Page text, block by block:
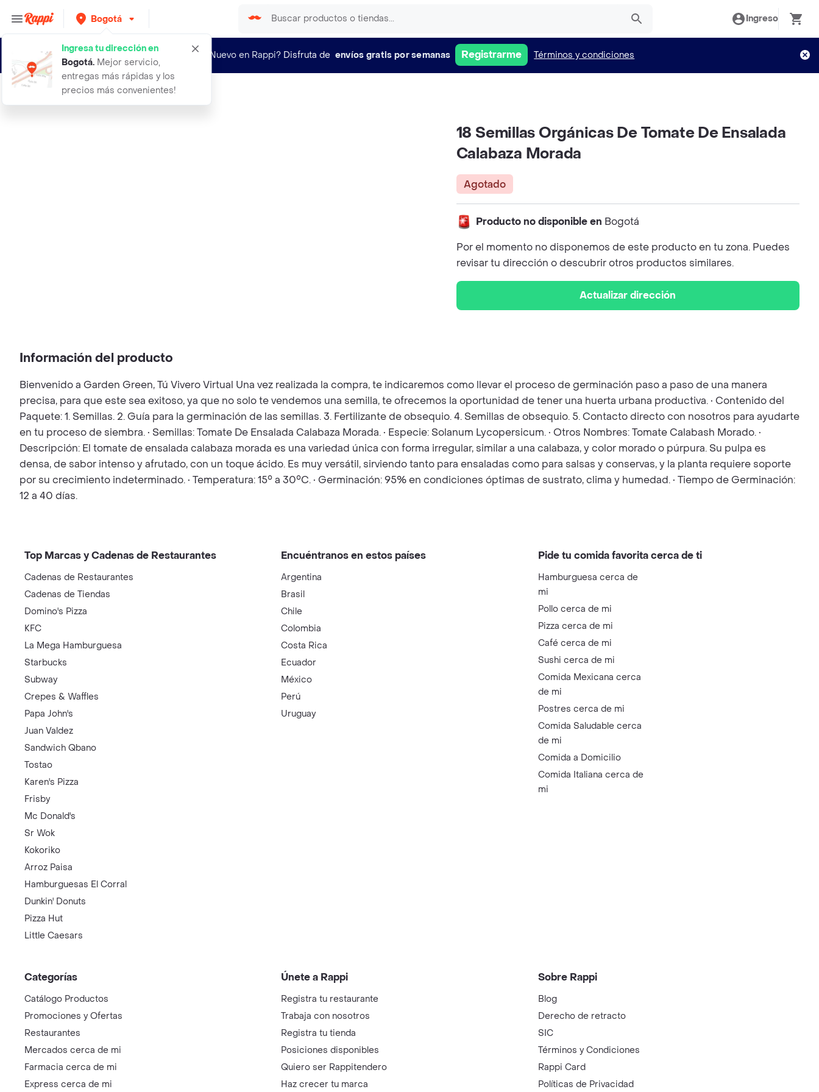
Bogotá
Ingresa tu dirección en
Bogotá. Mejor servicio,
entregas más rápidas y los
precios más convenientes!
Ingreso
¿Nuevo en Rappi? Disfruta de envíos gratis por semanas Registrarme Términos y condiciones
18 semillas organicas de tomate de
18 Semillas Orgánicas De Tomate De Ensalada
Calabaza Morada
Agotado
Producto no disponible en Bogotá
Por el momento no disponemos de este producto en tu zona. Puedes
revisar tu dirección o descubrir otros productos similares.
Actualizar dirección
Información del producto
Bienvenido a Garden Green, Tú Vivero Virtual Una vez realizada la compra, te indicaremos como llevar el proceso de germinación paso a paso de una manera
precisa, para que este sea exitoso, ya que no solo te vendemos una semilla, te ofrecemos la oportunidad de tener una huerta urbana productiva. • Contenido del
Paquete: 1. Semillas. 2. Guía para la germinación de las semillas. 3. Fertilizante de obsequio. 4. Semillas de obsequio. 5. Contacto directo con nosotros para ayudarte
en tu proceso de siembra. • Semillas: Tomate De Ensalada Calabaza Morada. • Especie: Solanum Lycopersicum. • Otros Nombres: Tomate Calabash Morado. •
Descripción: El tomate de ensalada calabaza morada es una variedad única con forma irregular, similar a una calabaza, y color morado o púrpura. Su pulpa es
densa, de sabor intenso y afrutado, con un toque ácido. Es muy versátil, sirviendo tanto para ensaladas como para salsas y conservas, y la planta requiere soporte
por su crecimiento indeterminado. • Temperatura: 15° a 30°C. • Germinación: 95% en condiciones óptimas de sustrato, clima y humedad. • Tiempo de Germinación:
12 a 40 días.
Top Marcas y Cadenas de Restaurantes
Cadenas de Restaurantes
Cadenas de Tiendas
Domino's Pizza
KFC
La Mega Hamburguesa
Starbucks
Subway
Crepes & Waffles
Papa John's
Juan Valdez
Sandwich Qbano
Tostao
Karen's Pizza
Frisby
Mc Donald's
Sr Wok
Kokoriko
Arroz Paisa
Hamburguesas El Corral
Dunkin' Donuts
Pizza Hut
Little Caesars
Encuéntranos en estos países
Argentina
Brasil
Chile
Colombia
Costa Rica
Ecuador
México
Perú
Uruguay
Pide tu comida favorita cerca de ti
Hamburguesa cerca de
mi
Pollo cerca de mi
Pizza cerca de mi
Café cerca de mi
Sushi cerca de mi
Comida Mexicana cerca
de mi
Postres cerca de mi
Comida Saludable cerca
de mi
Comida a Domicilio
Comida Italiana cerca de
mi
Categorías
Catálogo Productos
Promociones y Ofertas
Restaurantes
Mercados cerca de mi
Farmacia cerca de mi
Express cerca de mi
Únete a Rappi
Registra tu restaurante
Trabaja con nosotros
Registra tu tienda
Posiciones disponibles
Quiero ser Rappitendero
Haz crecer tu marca
Sobre Rappi
Blog
Derecho de retracto
SIC
Términos y Condiciones
Rappi Card
Políticas de Privacidad